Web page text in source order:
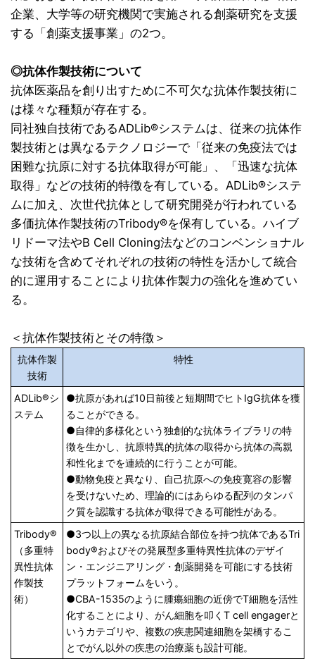
企業、大学等の研究機関で実施される創薬研究を支援
する「創薬支援事業」の2つ。
◎抗体作製技術について
抗体医薬品を創り出すために不可欠な抗体作製技術に
は様々な種類が存在する。
同社独自技術であるADLib®システムは、従来の抗体作
製技術とは異なるテクノロジーで「従来の免疫法では
困難な抗原に対する抗体取得が可能」、「迅速な抗体
取得」などの技術的特徴を有している。ADLib®システ
ムに加え、次世代抗体として研究開発が行われている
多価抗体作製技術のTribody®を保有している。ハイブ
リドーマ法やB Cell Cloning法などのコンベンショナル
な技術を含めてそれぞれの技術の特性を活かして統合
的に運用することにより抗体作製力の強化を進めてい
る。
＜抗体作製技術とその特徴＞
抗体作製
技術
特性
ADLib®シ
ステム
●抗原があれば10日前後と短期間でヒトIgG抗体を獲
ることができる。
●自律的多様化という独創的な抗体ライブラリの特
徴を生かし、抗原特異的抗体の取得から抗体の高親
和性化までを連続的に行うことが可能。
●動物免疫と異なり、自己抗原への免疫寛容の影響
を受けないため、理論的にはあらゆる配列のタンパ
ク質を認識する抗体が取得できる可能性がある。
Tribody®
（多重特
異性抗体
作製技
術）
●3つ以上の異なる抗原結合部位を持つ抗体であるTri
body®およびその発展型多重特異性抗体のデザイ
ン・エンジニアリング・創薬開発を可能にする技術
プラットフォームをいう。
●CBA-1535のように腫瘍細胞の近傍でT細胞を活性
化することにより、がん細胞を叩くT cell engagerと
いうカテゴリや、複数の疾患関連細胞を架橋するこ
とでがん以外の疾患の治療薬も設計可能。